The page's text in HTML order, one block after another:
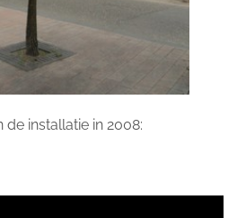
de installatie in 2008: